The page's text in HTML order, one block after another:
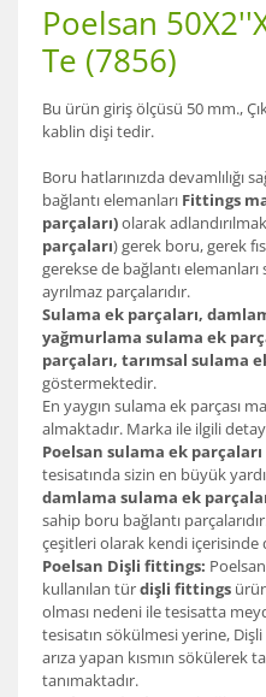
Poelsan
Te (7856)
Bu ürün giriş ölçüsü 50 mm.,
kablin dişi tedir.
Boru hatlarınızda devamlılığı
bağlantı elemanları Fittings
parçaları)olarak
parçaları) gerek boru, gerek
gerekse de bağlantı
ayrılmaz parçalarıdır.
Sulama ek parçaları,
yağmurlama sulama ek
parçaları, tarımsal sulama
göstermektedir.
En yaygın sulama ek parçası
almaktadır. Marka ile ilgili
Poelsan sulama ek parçaları
tesisatında sizin en büyük
damlama sulama ek
sahip boru bağlantı
çeşitleri olarak kendi içerisinde
Poelsan Dişli fittings:
kullanılan türdişli fittings
olması nedeni ile tesisatta
tesisatın sökülmesi yerine, Dişli
arıza yapan kısmın sökülerek
tanımaktadır.